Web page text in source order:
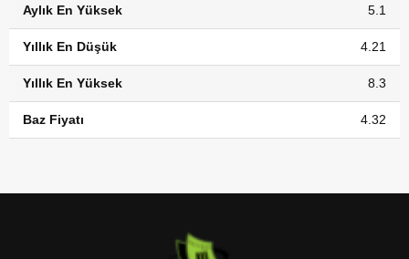
Aylık En Yüksek 5.1
Yıllık En Düşük 4.21
Yıllık En Yüksek 8.3
Baz Fiyatı 4.32